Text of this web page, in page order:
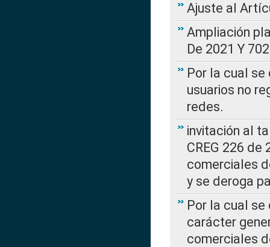
Ajuste al
Ampliación
De 2021 Y
Por la cual
usuarios no
redes.
invitación al
CREG 226
comerciales
y se deroga
Por la cual
carácter
comerciales